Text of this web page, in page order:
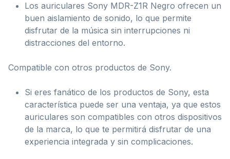
Los auriculares Sony MDR-Z1R Negro ofrecen un
buen aislamiento de sonido, lo que permite
disfrutar de la música sin interrupciones ni
distracciones del entorno.
Compatible con otros productos de Sony.
Si eres fanático de los productos de Sony, esta
característica puede ser una ventaja, ya que estos
auriculares son compatibles con otros dispositivos
de la marca, lo que te permitirá disfrutar de una
experiencia integrada y sin complicaciones.